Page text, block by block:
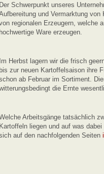
Der Schwerpunkt unseres
und Vermarktung
regionalen Erzeugern, welche
hochwertige Ware erzeugen.
Im Herbst lagern wir die frisch
bis zur neuen Kartoffelsaison ihre
ab Februar im Sortiment.
die Ernte
Arbeitsgänge tatsächlich
Kartoffeln liegen und auf was
auf den nachfolgenden Seiten